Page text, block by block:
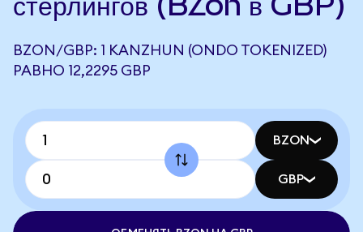
BZON/GBP: 1 KANZHUN (ONDO TOKENIZED)
РАВНО 12,2295 GBP
BZON
GBP